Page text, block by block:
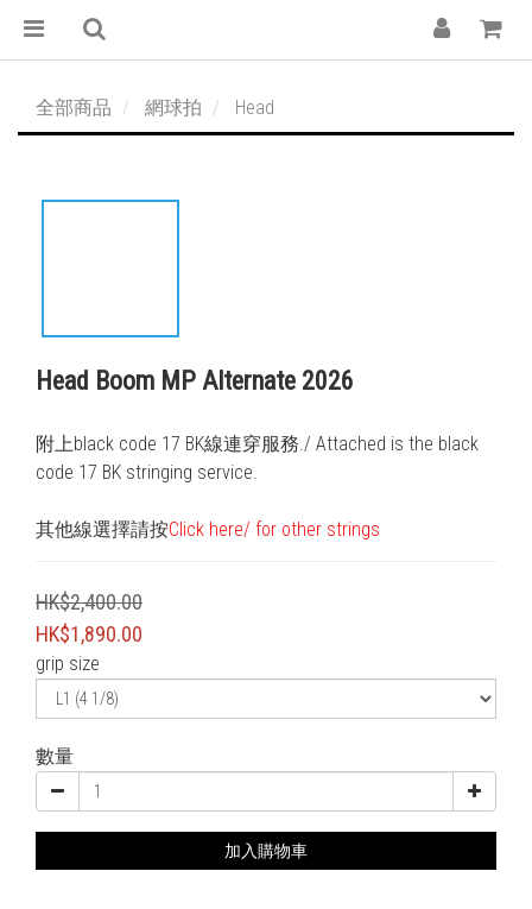
全部商品 網球拍 Head
Head Boom MP Alternate 2026
附上black code 17 BK線連穿服務./ Attached is the black
code 17 BK stringing service.
其他線選擇請按Click here/ for other strings
HK$2,400.00
HK$1,890.00
grip size
數量
加入購物車